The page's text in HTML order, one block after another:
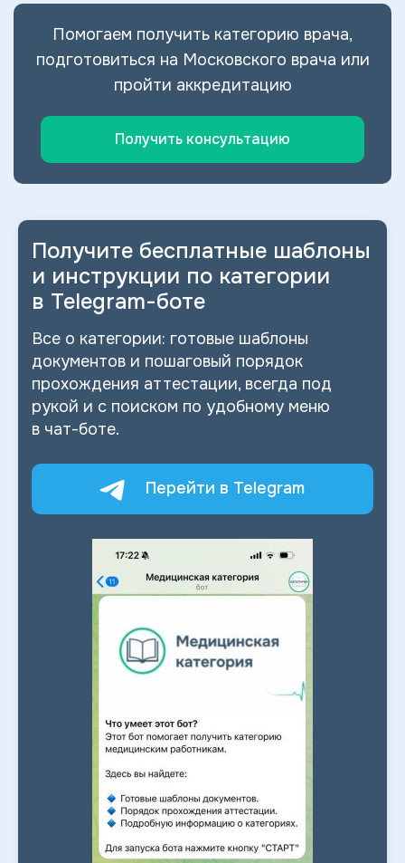
Помогаем получить категорию врача,
подготовиться на Московского врача или
пройти аккредитацию
Получить консультацию
Получите бесплатные шаблоны
и инструкции по категории
в Telegram-боте
Все о категории: готовые шаблоны
документов и пошаговый порядок
прохождения аттестации, всегда под
рукой и с поиском по удобному меню
в чат-боте.
Перейти в Telegram